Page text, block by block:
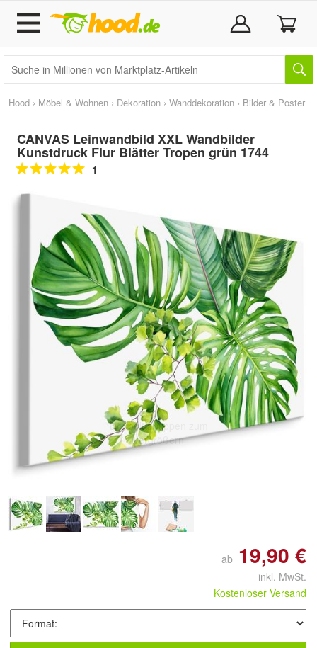
Hood › Möbel & Wohnen › Dekoration › Wanddekoration › Bilder & Poster
CANVAS Leinwandbild XXL Wandbilder
Kunstdruck Flur Blätter Tropen grün 1744
1
Doppelt antippen zum
vergrößern
ab 19,90 €
inkl. MwSt.
Kostenloser Versand